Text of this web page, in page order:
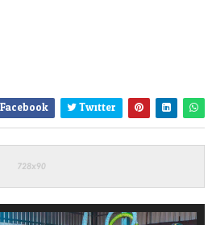
Facebook Twitter